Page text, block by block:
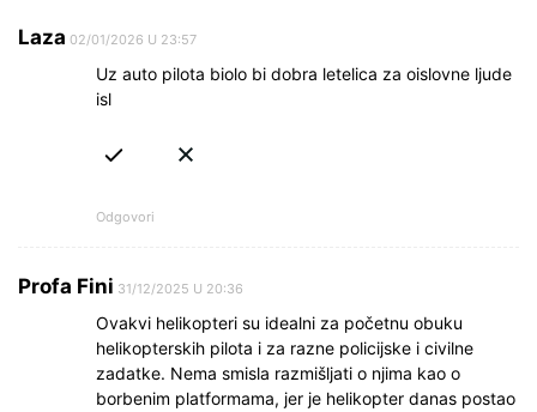
Laza 02/01/2026 U 23:57
Uz auto pilota biolo bi dobra letelica za oislovne ljude
isl
Odgovori
Profa Fini 31/12/2025 U 20:36
Ovakvi helikopteri su idealni za početnu obuku
helikopterskih pilota i za razne policijske i civilne
zadatke. Nema smisla razmišljati o njima kao o
borbenim platformama, jer je helikopter danas postao